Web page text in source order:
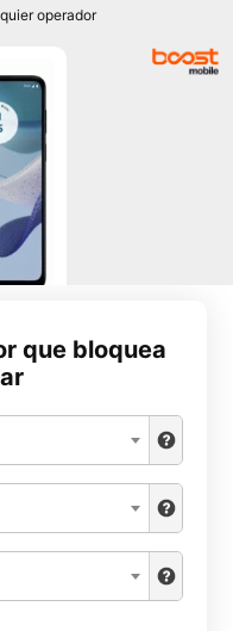
operador
que bloquea